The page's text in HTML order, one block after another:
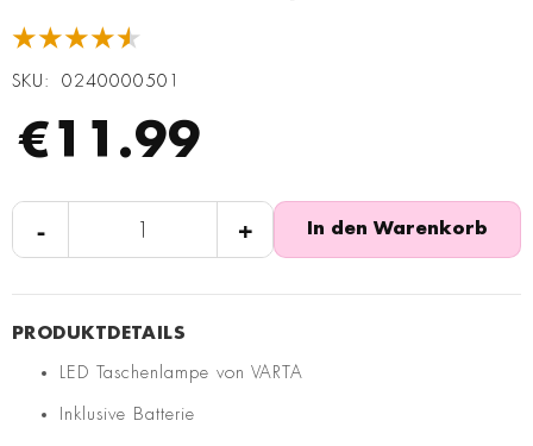
★★★★★
SKU 0240000501
€11.99
- + In den Warenkorb
LED Taschenlampe von VARTA
Inklusive Batterie
Bildgalerie